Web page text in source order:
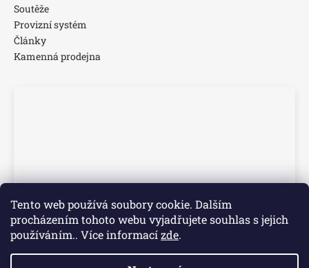
Tento web používá soubory cookie. Dalším
procházením tohoto webu vyjadřujete souhlas s jejich
používáním.. Více informacízde.
Soutěže
Provizní systém
Články
Kamenná prodejna